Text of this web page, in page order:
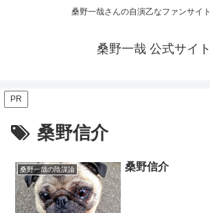
桑野一哉さんの自演乙なファンサイト
桑野一哉 公式サイト
PR
桑野信介
桑野一哉の陰謀論 桑野信介